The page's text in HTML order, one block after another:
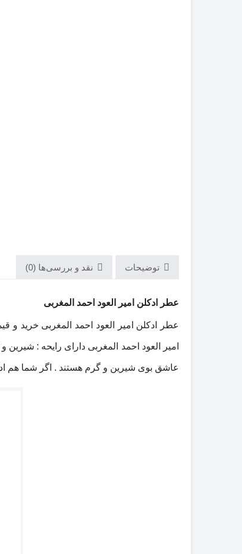
توضیحات نقد و بررسی‌ها (0)
عطر ادکلن امیر العود احمد المغربی
امیر العود احمد المغربی دارای رایحه :
عاشق بوی شیرین و گرم هستند . اگر شما هم